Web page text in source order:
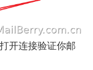
开连接验证你邮